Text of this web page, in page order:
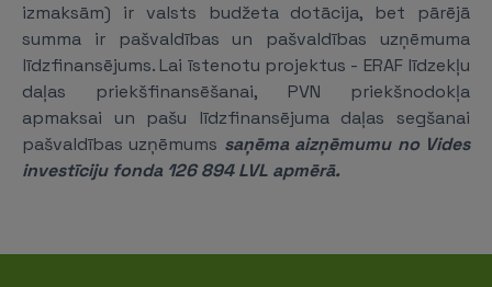
izmaksām) ir valsts budžeta dotācija, bet pārējā
summa ir pašvaldības un pašvaldības uzņēmuma
līdzfinansējums. Lai īstenotu projektus - ERAF līdzekļu
daļas priekšfinansēšanai, PVN priekšnodokļa
apmaksai un pašu līdzfinansējuma daļas segšanai
pašvaldības uzņēmums saņēma aizņēmumu no Vides
investīciju fonda 126 894 LVL apmērā.